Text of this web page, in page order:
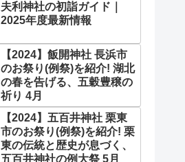
夫利神社の初詣ガイド｜
2025年度最新情報
【2024】飯開神社 長浜市
のお祭り(例祭)を紹介! 湖北
の春を告げる、五穀豊穣の
祈り 4月
【2024】五百井神社 栗東
市のお祭り(例祭)を紹介! 栗
東の伝統と歴史が息づく、
五百井神社の例大祭 5月